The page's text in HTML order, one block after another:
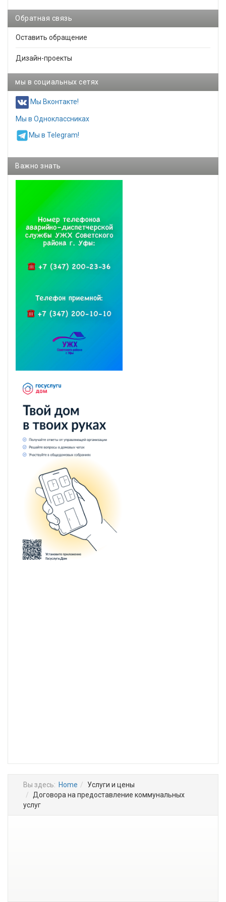
Обратная связь
Оставить обращение
Дизайн-проекты
мы в социальных сетях
Мы Вконтакте!
Мы в Одноклассниках
Мы в Telegram!
Важно знать
Вы здесь: Home
Услуги и цены
Договора на предоставление коммунальных
услуг